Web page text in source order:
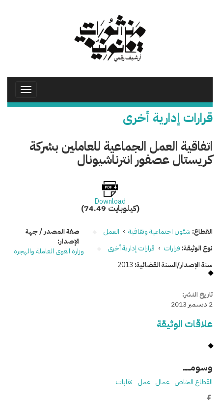
Toggle
قرارات إدارية أخرى
اتفاقية العمل الجماعية للعاملين بشركة
كريستال عصفور انترناشيونال
Download
(74.49 كيلوبايت)
القطاع: شئون اجتماعية وثقافية › العمل
نوع الوثيقة: قرارات › قرارات إدارية أخرى
سنة الإصدار/السنة القضائية: 2013
صفة المصدر / جهة
الإصدار:
وزارة القوى العاملة والهجرة
تاريخ النشر:
2 ديسمبر 2013
علاقات الوثيقة
وسومـــــ
القطاع الخاص عمال عمل نقابات